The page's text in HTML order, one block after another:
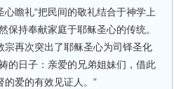
瞻礼“把民间的敬礼结合于神学上
保持奉献家庭于耶稣圣心的传统。
再次突出了耶稣圣心为司铎圣化
的日子：亲爱的兄弟姐妹们，借此
爱的有效见证人。”